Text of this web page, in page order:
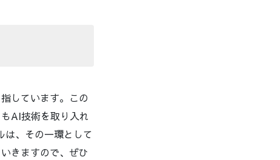
しています。この
AI技術を取り入れ
、その一環として
きますので、ぜひ